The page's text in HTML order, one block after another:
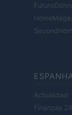
Actualidad
Finanzas 24